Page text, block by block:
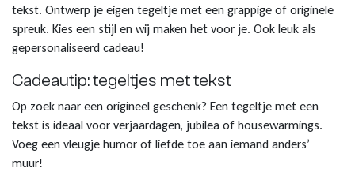
tekst. Ontwerp je eigen tegeltje met een grappige of originele
spreuk. Kies een stijl en wij maken het voor je. Ook leuk als
gepersonaliseerd cadeau!
Cadeautip: tegeltjes met tekst
Op zoek naar een origineel geschenk? Een tegeltje met een
tekst is ideaal voor verjaardagen, jubilea of housewarmings.
Voeg een vleugje humor of liefde toe aan iemand anders’
muur!